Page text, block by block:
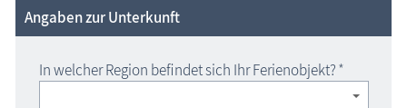
Angaben zur Unterkunft
In welcher Region befindet sich Ihr Ferienobjekt?*